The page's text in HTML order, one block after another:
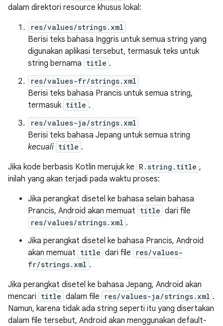
dalam direktori resource khusus lokal:
res/values/strings.xml
Berisi teks bahasa Inggris untuk semua string yang
digunakan aplikasi tersebut, termasuk teks untuk
string bernama title .
res/values-fr/strings.xml
Berisi teks bahasa Prancis untuk semua string,
termasuk title .
res/values-ja/strings.xml
Berisi teks bahasa Jepang untuk semua string
kecuali title .
Jika kode berbasis Kotlin merujuk ke R.string.title ,
inilah yang akan terjadi pada waktu proses:
Jika perangkat disetel ke bahasa selain bahasa
Prancis, Android akan memuat title dari file
res/values/strings.xml .
Jika perangkat disetel ke bahasa Prancis, Android
akan memuat title dari file
res/values-
fr/strings.xml .
Jika perangkat disetel ke bahasa Jepang, Android akan
mencari title dalam file res/values-ja/strings.xml .
Namun, karena tidak ada string seperti itu yang disertakan
dalam file tersebut, Android akan menggunakan default-